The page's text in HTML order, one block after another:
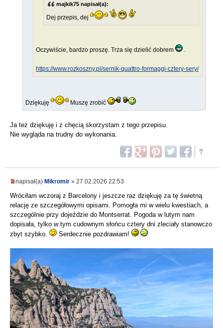
majkik75 napisał(a):
Dej przepis, dej
Oczywiście, bardzo proszę. Trza się dzielić dobrem
https://www.rozkoszny.pl/sernik-quattro-formaggi-cztery-sery/
Dziękuję Muszę zrobić
Ja też dziękuję i z chęcią skorzystam z tego przepisu.
Nie wygląda na trudny do wykonania.
napisał(a) Mikromir » 27.02.2026 22:53
Wróciłam wczoraj z Barcelony i jeszcze raz dziękuję za tę świetną
relację ze szczegółowymi opisami. Pomogła mi w wielu kwestiach, a
szczególnie przy dojeździe do Montserrat. Pogoda w lutym nam
dopisała, tylko w tym cudownym słońcu cztery dni zleciały stanowczo
zbyt szybko.
Serdecznie pozdrawiam!